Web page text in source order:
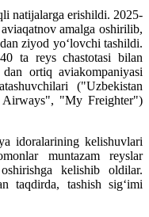
natijalarga erishildi. 2025-
amalga oshirilib,
ziyod yo‘lovchi tashildi.
ta reys chastotasi bilan
ortiq aviakompaniyasi
("Uzbekistan
Airways", "My Freighter")
idoralarining kelishuvlari
muntazam reyslar
kelishib oldilar.
taqdirda, tashish sig‘imi